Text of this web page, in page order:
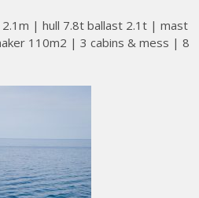
| hull 7.8t ballast 2.1t | mast
110m2 | 3 cabins & mess | 8